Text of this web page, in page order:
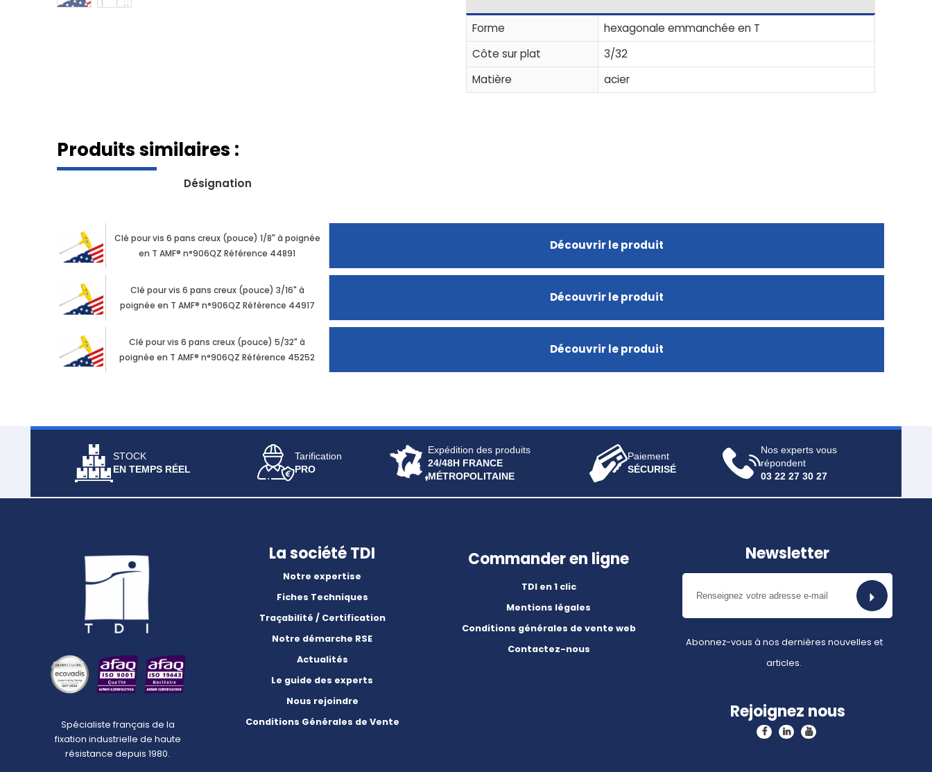
Forme
hexagonale emmanchée en T
Côte sur plat
3/32
Matière
acier
Produits similaires :
Désignation
Clé pour vis 6 pans creux (pouce) 1/8" à poignée
en T AMF® n°906QZ Référence 44891
Découvrir le produit
Clé pour vis 6 pans creux (pouce) 3/16" à
poignée en T AMF® n°906QZ Référence 44917
Découvrir le produit
Clé pour vis 6 pans creux (pouce) 5/32" à
poignée en T AMF® n°906QZ Référence 45252
Découvrir le produit
STOCK
EN TEMPS RÉEL
Tarification
PRO
Expédition des produits
24/48H FRANCE
MÉTROPOLITAINE
Paiement
SÉCURISÉ
Nos experts vous
répondent
03 22 27 30 27
Spécialiste français de la
fixation industrielle de haute
résistance depuis 1980.
La société TDI
Notre expertise
Fiches Techniques
Traçabilité / Certification
Notre démarche RSE
Actualités
Le guide des experts
Nous rejoindre
Conditions Générales de Vente
Commander en ligne
TDI en 1 clic
Mentions légales
Conditions générales de vente web
Contactez-nous
Newsletter
Abonnez-vous à nos dernières nouvelles et
articles.
Rejoignez nous